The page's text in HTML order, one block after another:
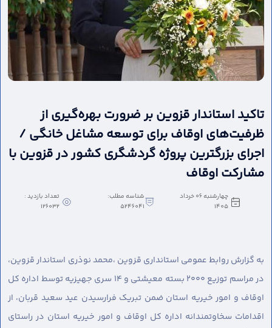
تاکید استاندار قزوین بر ضرورت بهره‌گیری از
ظرفیت‌های اوقاف برای توسعه مشاغل خانگی /
اجرای بزرگترین پروژه گردشگری کشور در قزوین با
مشارکت اوقاف
چهارشنبه 06 خرداد
1405
شناسه مطلب:
5246041
تعداد بازدید :
126032
به گزارش روابط عمومی استانداری قزوین ،محمد نوذری استاندار قزوین،
در مراسم توزیع ۲۰۰۰ بسته معیشتی و ۱۴ سری جهیزیه توسط اداره کل
اوقاف و امور خیریه استان ضمن تبریک فرارسیدن عید سعید قربان، از
اقدامات سخاوتمندانه اداره کل اوقاف و امور خیریه استان در راستای